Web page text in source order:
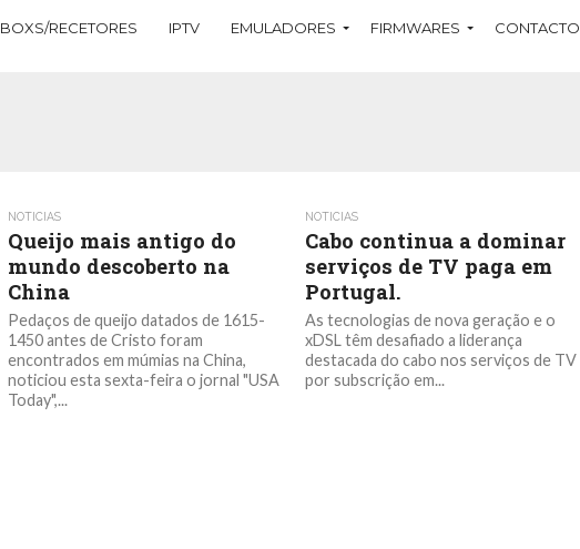
BOXS/RECETORES IPTV EMULADORES FIRMWARES CONTACTO
NOTICIAS
Queijo mais antigo do
mundo descoberto na
China
Pedaços de queijo datados de 1615-
1450 antes de Cristo foram
encontrados em múmias na China,
noticiou esta sexta-feira o jornal "USA
Today",...
NOTICIAS
Cabo continua a dominar
serviços de TV paga em
Portugal.
As tecnologias de nova geração e o
xDSL têm desafiado a liderança
destacada do cabo nos serviços de TV
por subscrição em...